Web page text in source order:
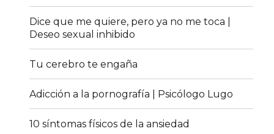
Dice que me quiere, pero ya no me toca |
Deseo sexual inhibido
Tu cerebro te engaña
Adicción a la pornografía | Psicólogo Lugo
10 síntomas físicos de la ansiedad